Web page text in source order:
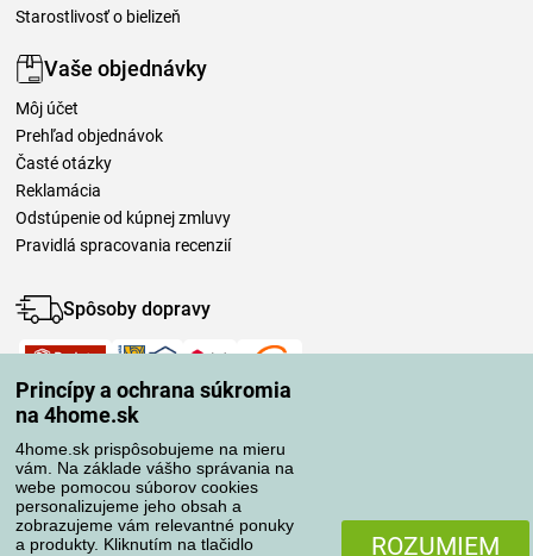
Princípy a ochrana súkromia
na 4home.sk
4home.sk prispôsobujeme na mieru
vám. Na základe vášho správania na
webe pomocou súborov cookies
personalizujeme jeho obsah a
zobrazujeme vám relevantné ponuky
a produkty. Kliknutím na tlačidlo
ROZUMIEM
Starostlivosť o bielizeň
Vaše objednávky
Môj účet
Prehľad objednávok
Časté otázky
Reklamácia
Odstúpenie od kúpnej zmluvy
Pravidlá spracovania recenzií
Spôsoby dopravy
Spôsoby platby
Spoľahlivý obchod